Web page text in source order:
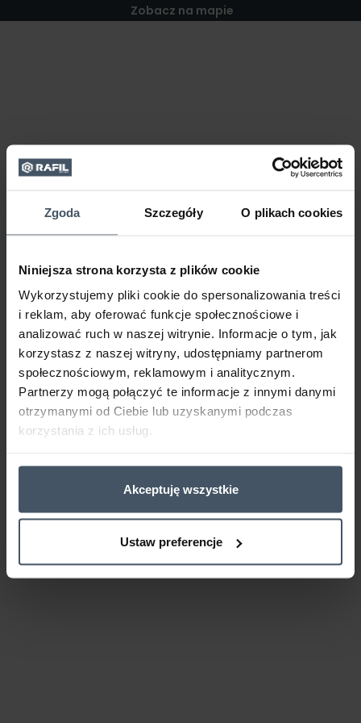
Zgoda Szczegóły O plikach cookies
Niniejsza strona korzysta z plików cookie
Wykorzystujemy pliki cookie do spersonalizowania treści
i reklam, aby oferować funkcje społecznościowe i
analizować ruch w naszej witrynie. Informacje o tym, jak
korzystasz z naszej witryny, udostępniamy partnerom
społecznościowym, reklamowym i analitycznym.
Partnerzy mogą połączyć te informacje z innymi danymi
otrzymanymi od Ciebie lub uzyskanymi podczas
korzystania z ich usług.
Akceptuję wszystkie
Ustaw preferencje
Zobacz na mapie